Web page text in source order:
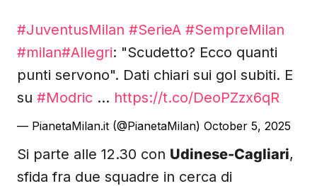
#JuventusMilan #SerieA #SempreMilan
#milan#Allegri: "Scudetto? Ecco quanti
punti servono". Dati chiari sui gol subiti. E
su #Modric … https://t.co/DeoPZzx6qR
— PianetaMilan.it (@PianetaMilan) October 5, 2025
Si parte alle 12.30 con Udinese-Cagliari,
sfida fra due squadre in cerca di